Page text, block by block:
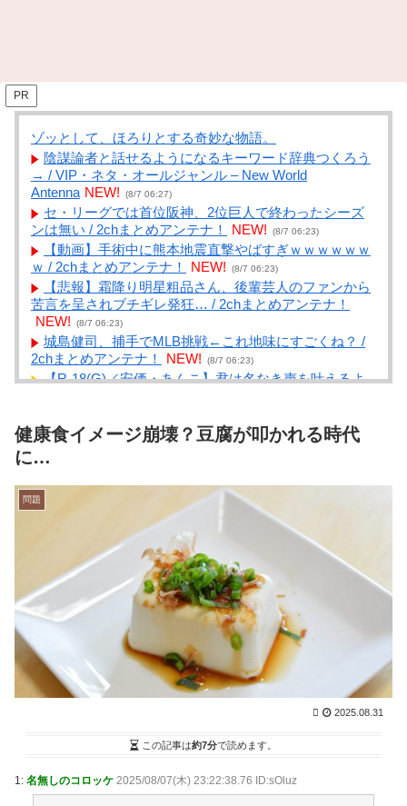
PR
ゾッとして、ほろりとする奇妙な物語。
陰謀論者と話せるようになるキーワード辞典つくろう
→ / VIP・ネタ・オールジャンル – New World
Antenna NEW! (8/7 06:27)
セ・リーグでは首位阪神、2位巨人で終わったシーズ
ンは無い / 2chまとめアンテナ！
NEW! (8/7 06:23)
【動画】手術中に熊本地震直撃やばすぎｗｗｗｗｗｗ
ｗ / 2chまとめアンテナ！
NEW! (8/7 06:23)
【悲報】霜降り明星粗品さん、後輩芸人のファンから
苦言を呈されブチギレ発狂… / 2chまとめアンテナ！
NEW!
(8/7 06:23)
城島健司、捕手でMLB挑戦←これ地味にすごくね？ /
2chまとめアンテナ！
NEW! (8/7 06:23)
【R-18(G)／安価・あんこ】君は名なき声を叶えるよ
【財務省】エース級の財務官僚が異例転出へ 官邸幹
しすぎじゃない？ / まとめるZ NEW!
【阪神】「つながってよかった」近本光司が初回7得
点を生んだ“裏のファインプレー”とは？11人攻撃を誘発
した圧巻の初球一閃 / まとめるZ
(8/7 06:04)
競泳・本多灯 危険運転致傷で起訴、アジア大会など
の国際大会への出場を辞退 / まとめるZ
【衝撃】名作『HUNTER×HUNTER』の「幻影旅団」
とんでもない事が判明ｗｗｗｗもしかして「幻影旅団」
は…ヤバすぎる… / NEWまとめサイトアンテナ！
(8/7 06:03)
外国人留学生「また月給24万円、あんなに働いたの
に…」ワイ「18万」→…論破した結果ｗｗｗ / NEWまと
ード」まで値上げさせてしまいそう / NEWまとめサイト
弁当屋「消費税減税しても値下げなんてしないよ」 /
NEWまとめサイトアンテナ！ NEW!
健康食イメージ崩壊？豆腐が叩かれる時代
に…
問題
2025.08.31
この記事は約7分で読めます。
1: 名無しのコロッケ 2025/08/07(木) 23:22:38.76 ID:sOluz